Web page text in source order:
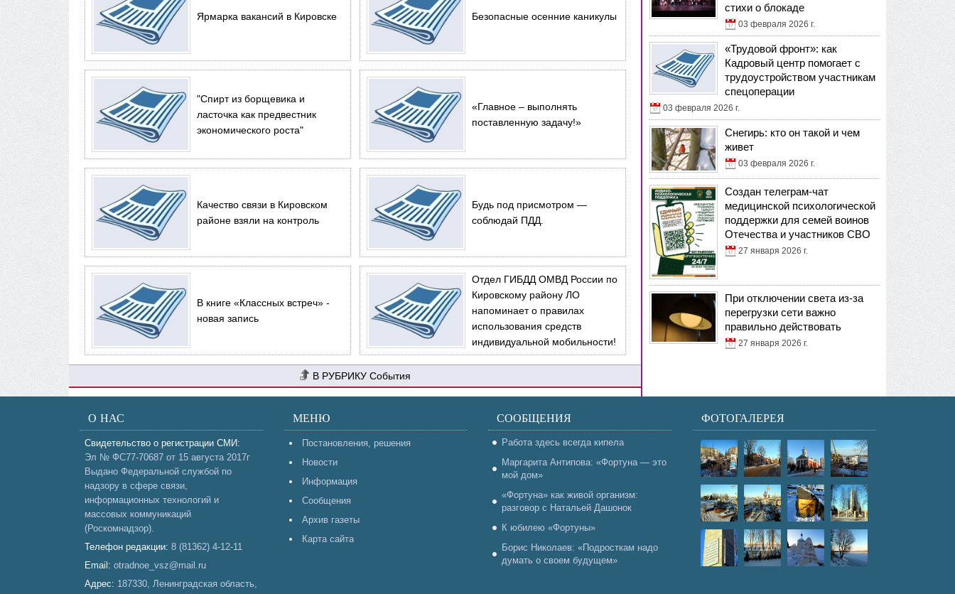
Ярмарка вакансий в Кировске Безопасные осенние каникулы
"Спирт из борщевика и
ласточка как предвестник
экономического роста"
«Главное – выполнять
поставленную задачу!»
Качество связи в Кировском
районе взяли на контроль
Будь под присмотром —
соблюдай ПДД.
В книге «Классных встреч» -
новая запись
Отдел ГИБДД ОМВД России по
Кировскому району ЛО
напоминает о правилах
использования средств
индивидуальной мобильности!
События
стихи о блокаде
03 февраля 2026 г.
«Трудовой фронт»: как
Кадровый центр помогает с
трудоустройством участникам
спецоперации
03 февраля 2026 г.
Снегирь: кто он такой и чем
живет
03 февраля 2026 г.
Создан телеграм-чат
медицинской психологической
поддержки для семей воинов
Отечества и участников СВО
27 января 2026 г.
При отключении света из-за
перегрузки сети важно
правильно действовать
27 января 2026 г.
О НАС
Свидетельство о регистрации СМИ:
Эл № ФС77-70687 от 15 августа 2017г
Выдано Федеральной службой по
надзору в сфере связи,
информационных технологий и
массовых коммуникаций
(Роскомнадзор).
Телефон редакции: 8 (81362) 4-12-11
Email: otradnoe_vsz@mail.ru
Адрес: 187330, Ленинградская область,
МЕНЮ
Постановления, решения
Новости
Информация
Сообщения
Архив газеты
Карта сайта
СООБЩЕНИЯ
Работа здесь всегда кипела
Маргарита Антипова: «Фортуна — это
мой дом»
«Фортуна» как живой организм:
разговор с Натальей Дашонок
К юбилею «Фортуны»
Борис Николаев: «Подросткам надо
думать о своем будущем»
ФОТОГАЛЕРЕЯ